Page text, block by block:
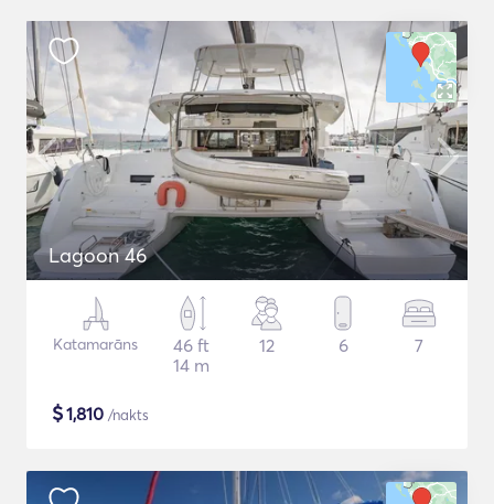
Lagoon 46
Katamarāns
46 ft
14 m
12 6 7
$1,810 /nakts